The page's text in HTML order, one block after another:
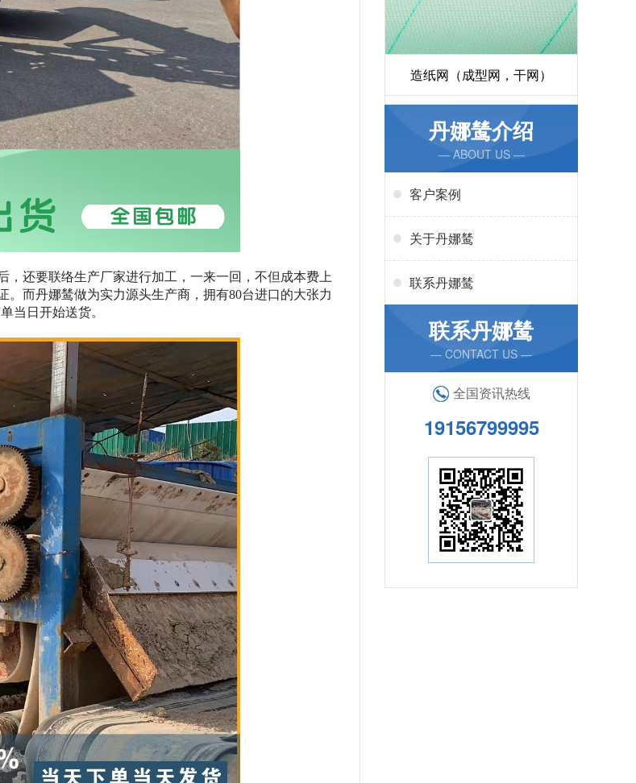
还要联络生产厂家进行加工，一来一回，不但成本费上
而丹娜鸶做为实力源头生产商，拥有80台进口的大张力
当日开始送货。
造纸网（成型网，干网）
丹娜鸶介绍
— ABOUT US —
客户案例
关于丹娜鸶
联系丹娜鸶
联系丹娜鸶
— CONTACT US —
全国资讯热线
19156799995